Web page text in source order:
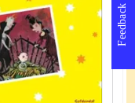
Feedback